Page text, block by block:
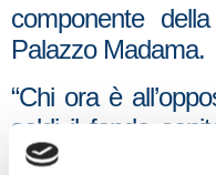
componente
Palazzo Madama.
“Chi ora è
soldi il fondo
di ben 39